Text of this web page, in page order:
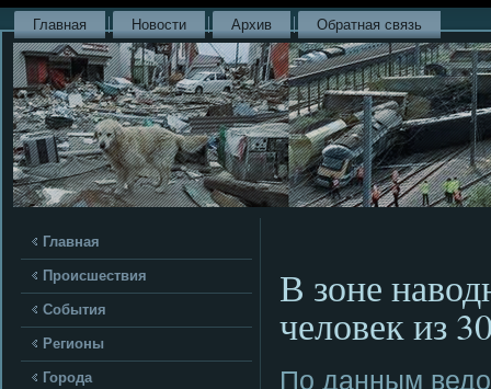
Главная Новости Архив Обратная связь
Главная
Происшествия
События
Регионы
Города
В зоне
человек из
По данным